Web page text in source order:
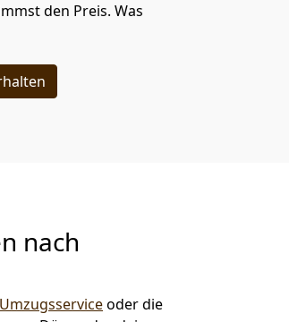
den Preis. Was
nach
Umzugsserviceoder die